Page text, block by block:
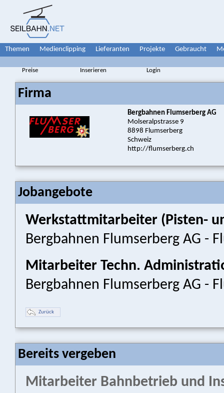
Themen Medienclipping Lieferanten Projekte Gebraucht
Preise Inserieren Login
Firma
Bergbahnen Flumserberg AG
Molseralpstrasse 9
8898 Flumserberg
Schweiz
http://flumserberg.ch
Jobangebote
Werkstattmitarbeiter (Pisten-
Bergbahnen Flumserberg AG -
Mitarbeiter Techn.
Bergbahnen Flumserberg AG -
Zurück
Bereits vergeben
Mitarbeiter Bahnbetrieb und